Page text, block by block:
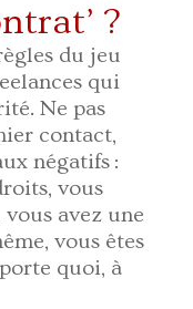
?
du jeu
qui
Ne pas
contact,
négatifs :
vous
vous avez une
vous êtes
quoi, à